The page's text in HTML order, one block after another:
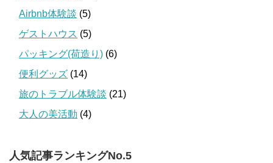
Airbnb体験談 (5)
ゲストハウス (5)
パッキング(荷造り) (6)
便利グッズ (14)
旅のトラブル体験談 (21)
大人の美活動 (4)
人気記事ランキングNo.5